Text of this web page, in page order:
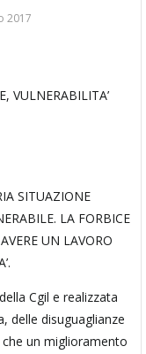
2017
VULNERABILITA’
SITUAZIONE
LA FORBICE
UN LAVORO
Cgil e realizzata
delle disuguaglianze
un miglioramento